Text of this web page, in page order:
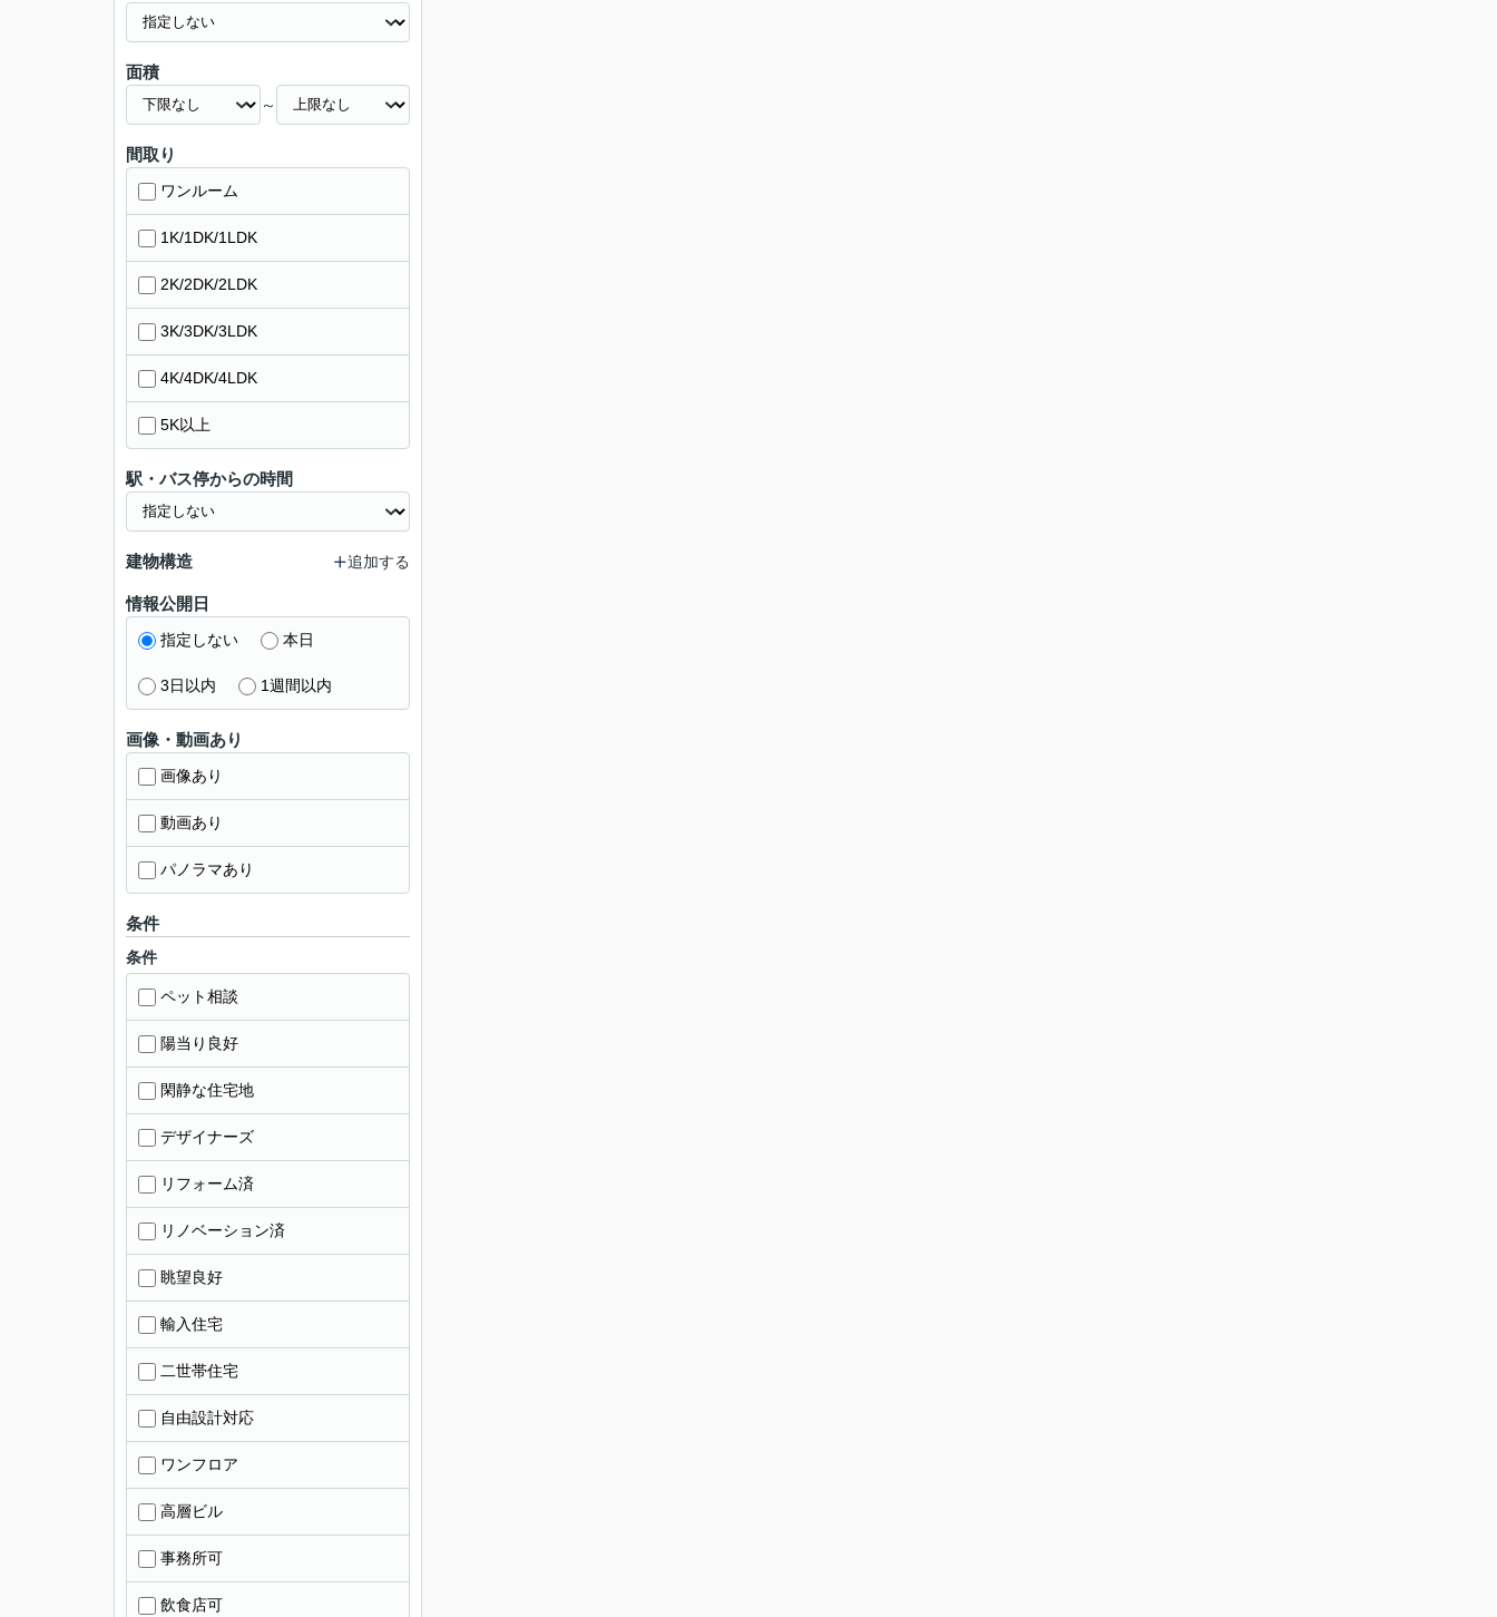
面積
～
間取り
ワンルーム
1K/1DK/1LDK
2K/2DK/2LDK
3K/3DK/3LDK
4K/4DK/4LDK
5K以上
駅・バス停からの時間
建物構造 追加する
情報公開日
指定しない 本日
3日以内 1週間以内
画像・動画あり
画像あり
動画あり
パノラマあり
条件
条件
ペット相談
陽当り良好
閑静な住宅地
デザイナーズ
リフォーム済
リノベーション済
眺望良好
輸入住宅
二世帯住宅
自由設計対応
ワンフロア
高層ビル
事務所可
飲食店可